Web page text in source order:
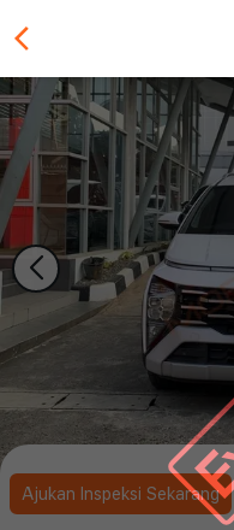
Ajukan Inspeksi Sekarang